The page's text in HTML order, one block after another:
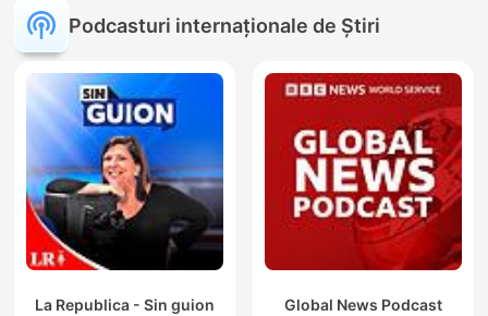
Podcasturi internaționale de Știri
La Republica - Sin guion Global News Podcast